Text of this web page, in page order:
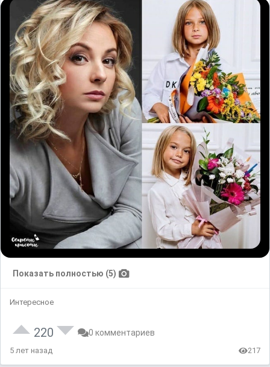
Показать полностью (5)
Интересное
220 0 комментариев
5 лет назад 217